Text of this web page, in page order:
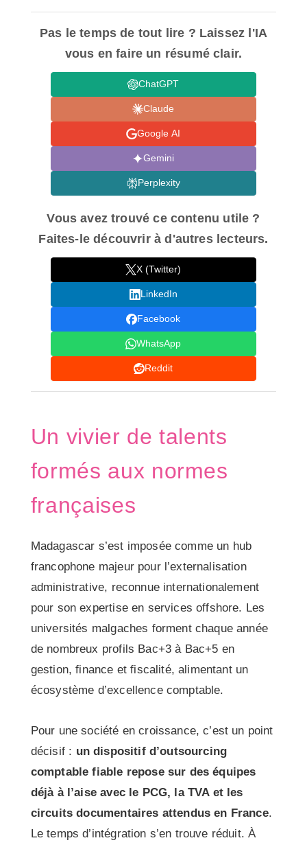
Pas le temps de tout lire ? Laissez l'IA
vous en faire un résumé clair.
ChatGPT
Claude
Google AI
Gemini
Perplexity
Vous avez trouvé ce contenu utile ?
Faites-le découvrir à d'autres lecteurs.
X (Twitter)
LinkedIn
Facebook
WhatsApp
Reddit
Un vivier de talents
formés aux normes
françaises
Madagascar s’est imposée comme un hub
francophone majeur pour l’externalisation
administrative, reconnue internationalement
pour son expertise en services offshore. Les
universités malgaches forment chaque année
de nombreux profils Bac+3 à Bac+5 en
gestion, finance et fiscalité, alimentant un
écosystème d’excellence comptable.
Pour une société en croissance, c’est un point
décisif : un dispositif d’outsourcing
comptable fiable repose sur des équipes
déjà à l’aise avec le PCG, la TVA et les
circuits documentaires attendus en France.
Le temps d’intégration s’en trouve réduit. À